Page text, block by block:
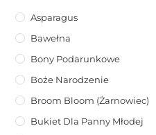
Asparagus
Bawełna
Bony Podarunkowe
Boże Narodzenie
Broom Bloom (żarnowiec)
Bukiet Dla Panny Młodej